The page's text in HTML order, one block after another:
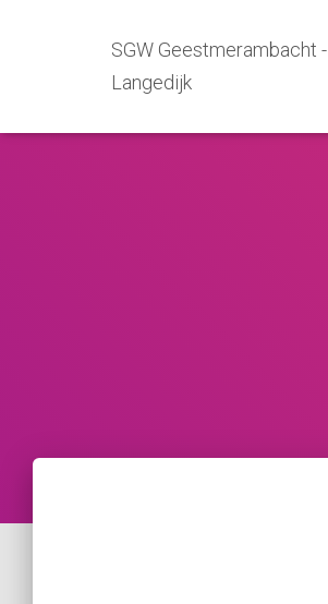
SGW Geestmerambacht -
Langedijk